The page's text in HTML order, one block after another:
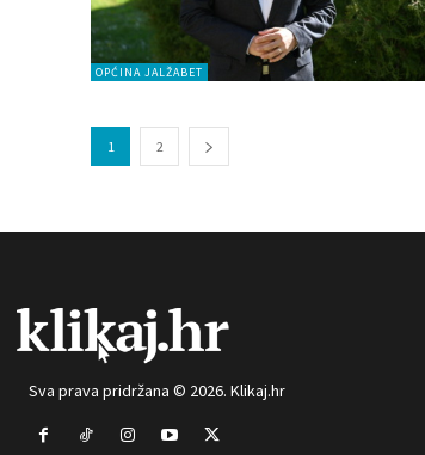
OPĆINA JALŽABET
1 2
Sva prava pridržana © 2026. Klikaj.hr